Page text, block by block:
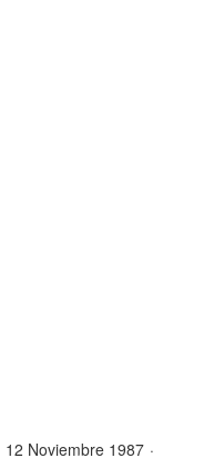
12 Noviembre 1987 ·